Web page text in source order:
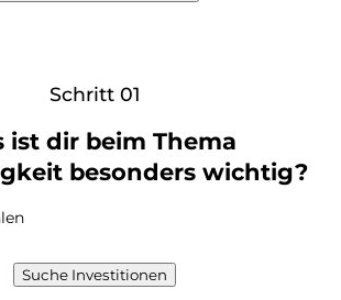
Schritt 01
ist dir beim Thema
besonders wichtig?
Suche Investitionen